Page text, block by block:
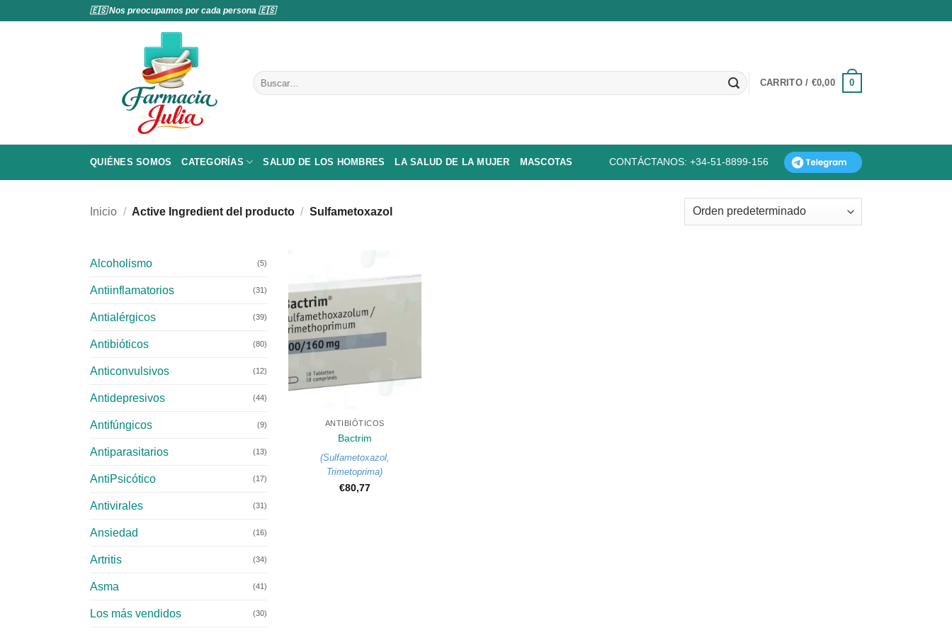
🇪🇸 Nos preocupamos por cada persona 🇪🇸
Buscar
por:
CARRITO / €0,00 0
QUIÉNES SOMOS CATEGORÍAS SALUD DE LOS HOMBRES LA SALUD DE LA MUJER MASCOTAS CONTÁCTANOS: +34-51-8899-156
Inicio / Active Ingredient del producto / Sulfametoxazol
Alcoholismo (5)
Antiinflamatorios (31)
Antialérgicos (39)
Antibióticos (80)
Anticonvulsivos (12)
Antidepresivos (44)
Antifúngicos (9)
Antiparasitarios (13)
AntiPsicótico (17)
Antivirales (31)
Ansiedad (16)
Artritis (34)
Asma (41)
Los más vendidos (30)
ANTIBIÓTICOS
Bactrim
(Sulfametoxazol,
Trimetoprima)
€80,77